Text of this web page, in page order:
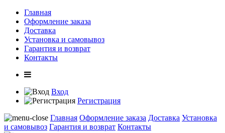
Главная
Оформление заказа
Доставка
Установка и самовывоз
Гарантия и возврат
Контакты
Вход
Регистрация
Главная Оформление заказа Доставка Установка
и самовывоз Гарантия и возврат Контакты